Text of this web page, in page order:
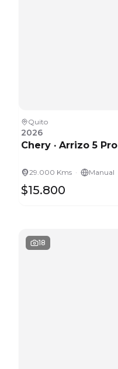
Quito
2026
Chery · Arrizo 5 Pro
29.000 Kms · Manual
$15.800
18